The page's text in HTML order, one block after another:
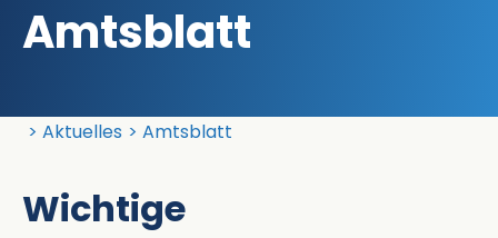
Amtsblatt
Landratsamt Traunstein
Aktuelles Amtsblatt
Wichtige